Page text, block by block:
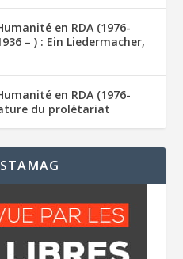
en RDA (1976-
– ) : Ein Liedermacher,
en RDA (1976-
du prolétariat